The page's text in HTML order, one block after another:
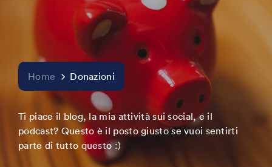
Home Donazioni
Ti piace il blog, la mia attività sui social, e il
podcast? Questo è il posto giusto se vuoi sentirti
parte di tutto questo :)